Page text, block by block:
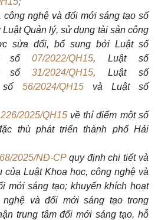
công nghệ và đổi mới sáng tạo số
Luật Quản lý, sử dụng tài sản công
sửa đổi, bổ sung bởi Luật số
số07/2022/QH15, Luật số
số31/2024/QH15, Luật số
số 56/2024/QH15và Luật số
226/2025/QH15về thí điểm một số
thù phát triển thành phố Hải
2025/NĐ-CPquy định chi tiết và
của Luật Khoa học, công nghệ và
mới sáng tạo; khuyến khích hoạt
nghệ và đổi mới sáng tạo trong
trung tâm đổi mới sáng tạo, hỗ